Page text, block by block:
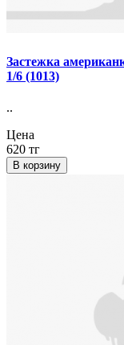
Застежка
1/6 (1013)
..
Цена
620 тг
В корзину